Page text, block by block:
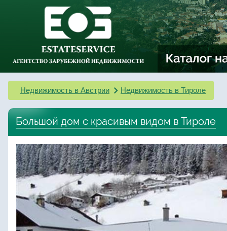
Недвижимость в Австрии Недвижимость в Тироле
Большой дом с красивым видом в Тироле